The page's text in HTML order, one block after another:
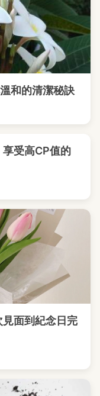
和的清潔秘訣
受高CP值的
面到紀念日完